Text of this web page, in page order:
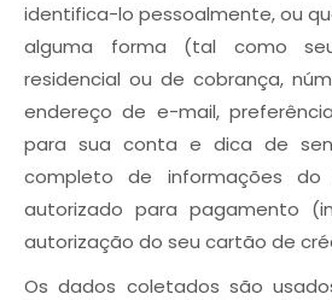
identifica-lo pessoalmente, ou
alguma forma (tal como
residencial ou de cobrança,
endereço de e-mail,
para sua conta e dica de
completo de informações
autorizado para pagamento
autorização do seu cartão de
Os dados coletados são